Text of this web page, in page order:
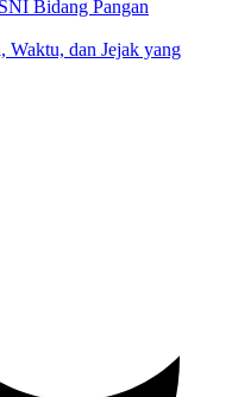
Bidang Pangan
Waktu, dan Jejak yang